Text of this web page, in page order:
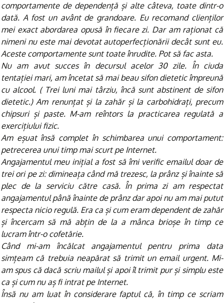
comportamente de dependență și alte câteva, toate dintr-o
dată. A fost un avânt de grandoare. Eu recomand clienților
mei exact abordarea opusă în fiecare zi. Dar am raționat că
nimeni nu este mai devotat autoperfecționării decât sunt eu.
Aceste comportamente sunt toate înrudite. Pot să fac asta.
Nu am avut succes în decursul acelor 30 zile. În ciuda
tentației mari, am încetat să mai beau sifon dietetic împreună
cu alcool. ( Trei luni mai târziu, încă sunt abstinent de sifon
dietetic.) Am renunțat și la zahăr și la carbohidrați, precum
chipsuri și paste. M-am reîntors la practicarea regulată a
exercițiului fizic.
Am eșuat însă complet în schimbarea unui comportament:
petrecerea unui timp mai scurt pe Internet.
Angajamentul meu inițial a fost să îmi verific emailul doar de
trei ori pe zi: dimineața când mă trezesc, la prânz și înainte să
plec de la serviciu către casă. În prima zi am respectat
angajamentul până înainte de prânz dar apoi nu am mai putut
respecta nicio regulă. Era ca și cum eram dependent de zahăr
și încercam să mă abțin de la a mânca brioșe în timp ce
lucram într-o cofetărie.
Când mi-am încălcat angajamentul pentru prima data
simțeam că trebuia neapărat să trimit un email urgent. Mi-
am spus că dacă scriu mailul și apoi îl trimit pur și simplu este
ca și cum nu aș fi intrat pe Internet.
Însă nu am luat în considerare faptul că, în timp ce scriam